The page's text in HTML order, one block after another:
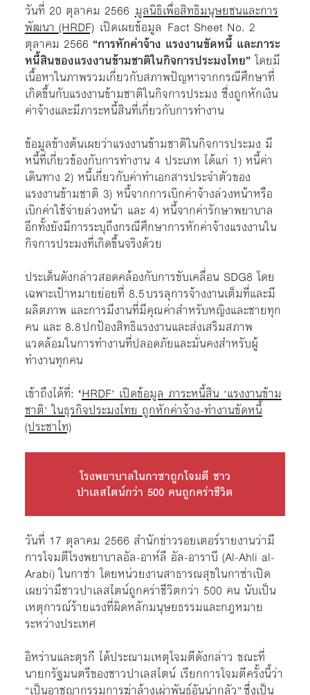
วันที่ 20 ตุลาคม 2566มูลนิธิเพื่อสิทธิมนุษยชนและการ
พัฒนา (HRDF)เปิดเผยข้อมูล Fact Sheet No. 2
ตุลาคม 2566 “การหักค่าจ้าง แรงงานขัดหนี้ และภาระ
หนี้สินของแรงงานข้ามชาติในกิจการประมงไทย” โดยมี
เนื้อหาในภาพรวมเกี่ยวกับสภาพปัญหาจากกรณีศึกษาที่
เกิดขึ้นกับแรงงานข้ามชาติในกิจการประมง ซึ่งถูกหักเงิน
ค่าจ้างและมีภาระหนี้สินที่เกี่ยวกับการทำงาน
ข้อมูลข้างต้นเผยว่าแรงงานข้ามชาติในกิจการประมง มี
หนี้ที่เกี่ยวข้องกับการทำงาน 4 ประเภท ได้แก่ 1) หนี้ค่า
เดินทาง 2) หนี้เกี่ยวกับค่าทำเอกสารประจำตัวของ
แรงงานข้ามชาติ 3) หนี้จากการเบิกค่าจ้างล่วงหน้าหรือ
เบิกค่าใช้จ่ายล่วงหน้า และ 4) หนี้จากค่ารักษาพยาบาล
อีกทั้งยังมีการระบุถึงกรณีศึกษาการหักค่าจ้างแรงงานใน
กิจการประมงที่เกิดขึ้นจริงด้วย
ประเด็นดังกล่าวสอดคล้องกับการขับเคลื่อน SDG8 โดย
เฉพาะเป้าหมายย่อยที่ 8.5 บรรลุการจ้างงานเต็มที่และมี
ผลิตภาพ และการมีงานที่มีคุณค่าสำหรับหญิงและชายทุก
คน และ 8.8 ปกป้องสิทธิแรงงานและส่งเสริมสภาพ
แวดล้อมในการทำงานที่ปลอดภัยและมั่นคงสำหรับผู้
ทำงานทุกคน
เข้าถึงได้ที่: ‘HRDF’ เปิดข้อมูล ภาระหนี้สิน ‘แรงงานข้าม
ชาติ’ ในธุรกิจประมงไทย ถูกหักค่าจ้าง-ทำงานขัดหนี้
(ประชาไท)
โรงพยาบาลในกาซาถูกโจมตี ชาว
ปาเลสไตน์กว่า 500 คนถูกคร่าชีวิต
วันที่ 17 ตุลาคม 2566 สำนักข่าวรอยเตอร์รายงานว่ามี
การโจมตีโรงพยาบาลอัล-อาห์ลี อัล-อาราบี (Al-Ahli al-
Arabi) ในกาซ่า โดยหน่วยงานสาธารณสุขในกาซ่าเปิด
เผยว่ามีชาวปาเลสไตน์ถูกคร่าชีวิตกว่า 500 คน นับเป็น
เหตุการณ์ร้ายแรงที่ผิดหลักมนุษยธรรมและกฎหมาย
ระหว่างประเทศ
อิหร่านและตุรกี ได้ประณามเหตุโจมตีดังกล่าว ขณะที่
นายกรัฐมนตรีของชาวปาเลสไตน์ เรียกการโจมตีครั้งนี้ว่า
“เป็นอาชญากรรมการฆ่าล้างเผ่าพันธุ์อันน่ากลัว” ซึ่งเป็น